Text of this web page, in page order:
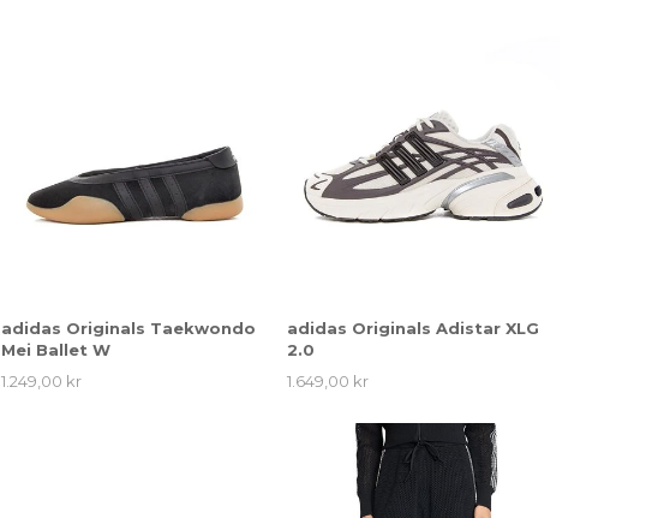
adidas Originals Taekwondo
Mei Ballet W
1.249,00 kr
adidas Originals Adistar XLG
2.0
1.649,00 kr